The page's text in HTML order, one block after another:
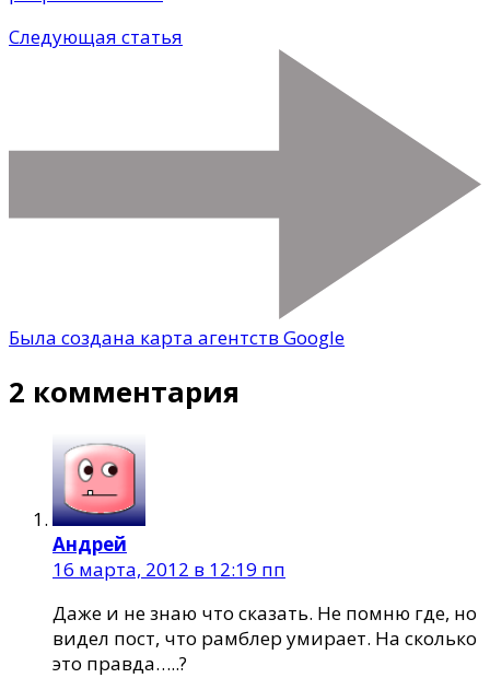
Следующая статья
Была создана карта агентств Google
2 комментария
Андрей
16 марта, 2012 в 12:19 пп
Даже и не знаю что сказать. Не помню где, но
видел пост, что рамблер умирает. На сколько
это правда…..?